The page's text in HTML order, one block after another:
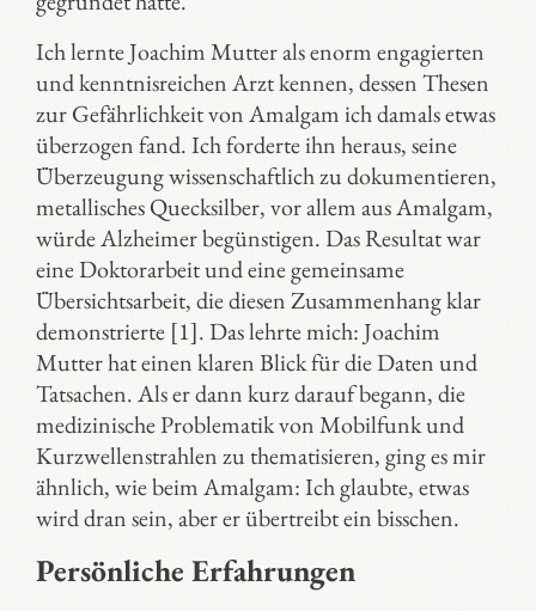
Ich lernte Joachim Mutter als enorm engagierten
und kenntnisreichen Arzt kennen, dessen Thesen
zur Gefährlichkeit von Amalgam ich damals etwas
überzogen fand. Ich forderte ihn heraus, seine
Überzeugung wissenschaftlich zu dokumentieren,
metallisches Quecksilber, vor allem aus Amalgam,
würde Alzheimer begünstigen. Das Resultat war
eine Doktorarbeit und eine gemeinsame
Übersichtsarbeit, die diesen Zusammenhang klar
demonstrierte [1]. Das lehrte mich: Joachim
Mutter hat einen klaren Blick für die Daten und
Tatsachen. Als er dann kurz darauf begann, die
medizinische Problematik von Mobilfunk und
Kurzwellenstrahlen zu thematisieren, ging es mir
ähnlich, wie beim Amalgam: Ich glaubte, etwas
wird dran sein, aber er übertreibt ein bisschen.
Persönliche Erfahrungen